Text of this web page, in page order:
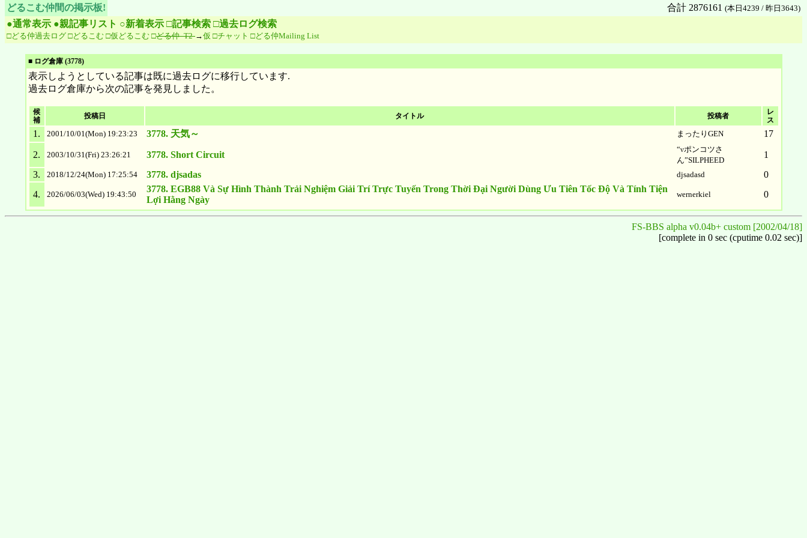
どるこむ仲間の掲示板! 合計 2876161 (本日4239 / 昨日3643)
●通常表示 ●親記事リスト ○新着表示 □記事検索 □過去ログ検索
□どる仲過去ログ □どるこむ □仮どるこむ □どる仲 -T2-→仮 □チャット □どる仲Mailing List
■ ログ倉庫 (3778)
表示しようとしている記事は既に過去ログに移行しています.
過去ログ倉庫から次の記事を発見しました。
候
補
投稿日 タイトル 投稿者
レ
ス
1. 2001/10/01(Mon) 19:23:23 3778. 天気～ まったりGEN 17
2. 2003/10/31(Fri) 23:26:21 3778. Short Circuit
“νポンコツさ
ん”SILPHEED
1
3.
2018/12/24(Mon) 17:25:54 3778. djsadas djsadasd
0
4.
2026/06/03(Wed) 19:43:50
3778. EGB88 Và Sự Hình Thành Trải Nghiệm Giải Trí Trực Tuyến Trong Thời Đại Người Dùng Ưu Tiên Tốc Độ Và Tính Tiện
Lợi Hằng Ngày
wernerkiel 0
FS-BBS alpha v0.04b+ custom [2002/04/18]
[complete in 0 sec (cputime 0.02 sec)]